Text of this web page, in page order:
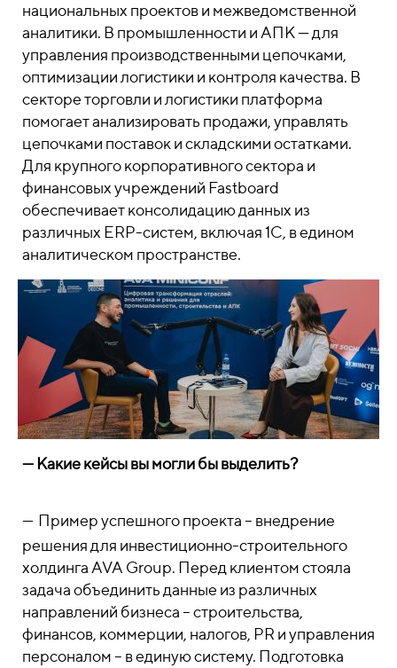
национальных проектов и межведомственной
аналитики. В промышленности и АПК — для
управления производственными цепочками,
оптимизации логистики и контроля качества. В
секторе торговли и логистики платформа
помогает анализировать продажи, управлять
цепочками поставок и складскими остатками.
Для крупного корпоративного сектора и
финансовых учреждений Fastboard
обеспечивает консолидацию данных из
различных ERP-систем, включая 1С, в едином
аналитическом пространстве.
— Какие кейсы вы могли бы выделить?
— Пример успешного проекта – внедрение
решения для инвестиционно-строительного
холдинга AVA Group. Перед клиентом стояла
задача объединить данные из различных
направлений бизнеса – строительства,
финансов, коммерции, налогов, PR и управления
персоналом – в единую систему. Подготовка